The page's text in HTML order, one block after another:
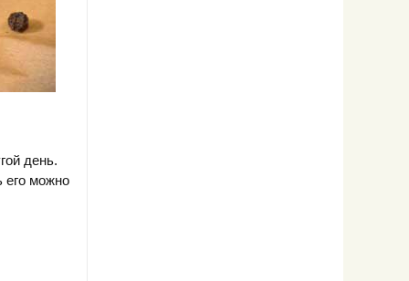
день.
его можно